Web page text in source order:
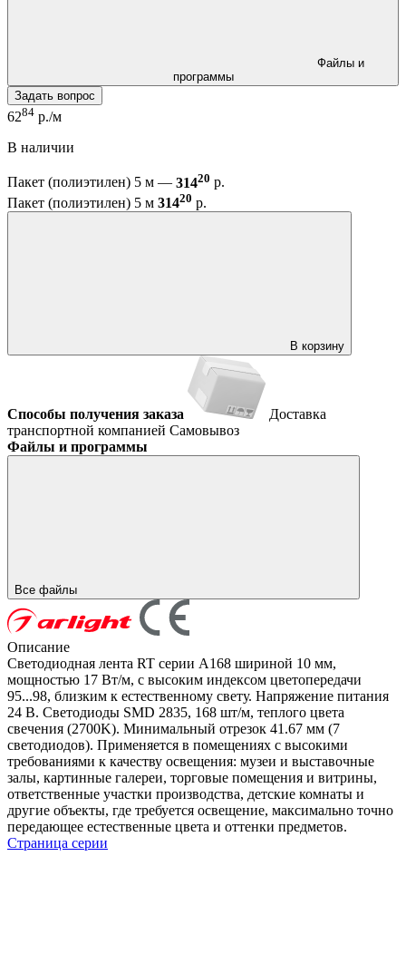
программы
Задать вопрос
6284 р./м
В наличии
Пакет (полиэтилен) 5 м — 31420 р.
Пакет (полиэтилен) 5 м 31420 р.
В корзину
Способы получения заказа
Доставка
транспортной компанией Самовывоз
Файлы и программы
Все файлы
Описание
Светодиодная лента RT серии A168 шириной 10 мм,
мощностью 17 Вт/м, с высоким индексом цветопередачи
95...98, близким к естественному свету. Напряжение питания
24 В. Светодиоды SMD 2835, 168 шт/м, теплого цвета
свечения (2700K). Минимальный отрезок 41.67 мм (7
светодиодов). Применяется в помещениях с высокими
требованиями к качеству освещения: музеи и выставочные
залы, картинные галереи, торговые помещения и витрины,
ответственные участки производства, детские комнаты и
другие объекты, где требуется освещение, максимально точно
передающее естественные цвета и оттенки предметов.
Страница серии